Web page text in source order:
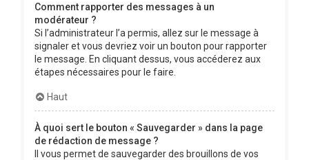
Comment rapporter des messages à un
modérateur ?
Si l’administrateur l’a permis, allez sur le message à
signaler et vous devriez voir un bouton pour rapporter
le message. En cliquant dessus, vous accéderez aux
étapes nécessaires pour le faire.
Haut
À quoi sert le bouton « Sauvegarder » dans la page
de rédaction de message ?
Il vous permet de sauvegarder des brouillons de vos